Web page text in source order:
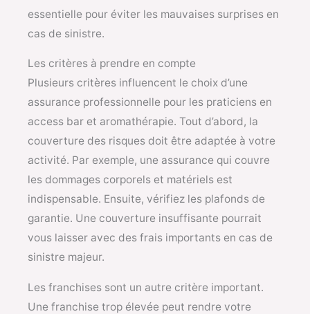
essentielle pour éviter les mauvaises surprises en
cas de sinistre.
Les critères à prendre en compte
Plusieurs critères influencent le choix d’une
assurance professionnelle pour les praticiens en
access bar et aromathérapie. Tout d’abord, la
couverture des risques doit être adaptée à votre
activité. Par exemple, une assurance qui couvre
les dommages corporels et matériels est
indispensable. Ensuite, vérifiez les plafonds de
garantie. Une couverture insuffisante pourrait
vous laisser avec des frais importants en cas de
sinistre majeur.
Les franchises sont un autre critère important.
Une franchise trop élevée peut rendre votre